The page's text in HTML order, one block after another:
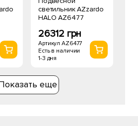
светильник AZzardo
HALO AZ6477
26312 грн
Артикул AZ6477
Есть в наличии
1-3 дня
еще